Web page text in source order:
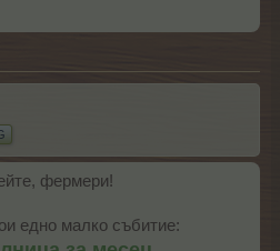
фермери!
едно малко събитие: